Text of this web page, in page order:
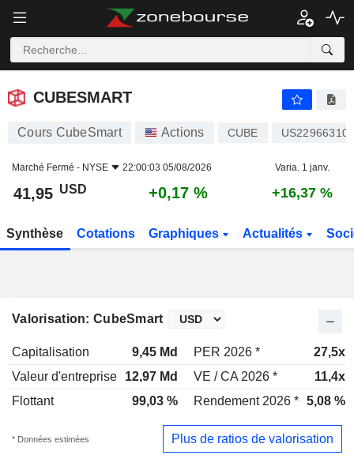
CUBESMART
CUBESMART
Cours CubeSmart Actions CUBE
Marché Fermé - NYSE 22:00:03 05/08/2026 Varia. 1 janv.
41,95 USD +0,17 % +16,37 %
Synthèse Cotations Graphiques Actualités
Valorisation: CubeSmart
Capitalisation 9,45 Md PER 2026 *
27,5x
Valeur d'entreprise
12,97 Md VE / CA 2026 *
11,4x
Flottant
99,03 % Rendement 2026 * 5,08 %
* Données estimées Plus de ratios de valorisation